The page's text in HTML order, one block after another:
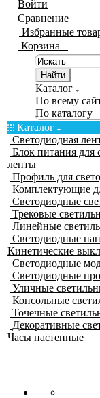
Войти
Сравнение
Избранные
Корзина
Найти
Каталог
По всему
По каталогу
Каталог
Светодиодная
Блок питания для
ленты
Профиль для
Комплектующие
Светодиодные
Трековые
Линейные
Светодиодные
Кинетические
Светодиодные
Светодиодные
Уличные
Консольные
Точечные
Декоративные
Часы настенные